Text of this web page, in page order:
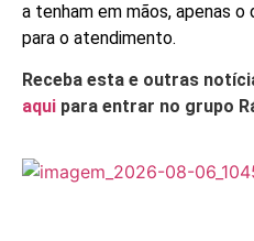
a tenham em mãos, apenas
para o atendimento.
Receba esta e outras
aqui para entrar no grupo